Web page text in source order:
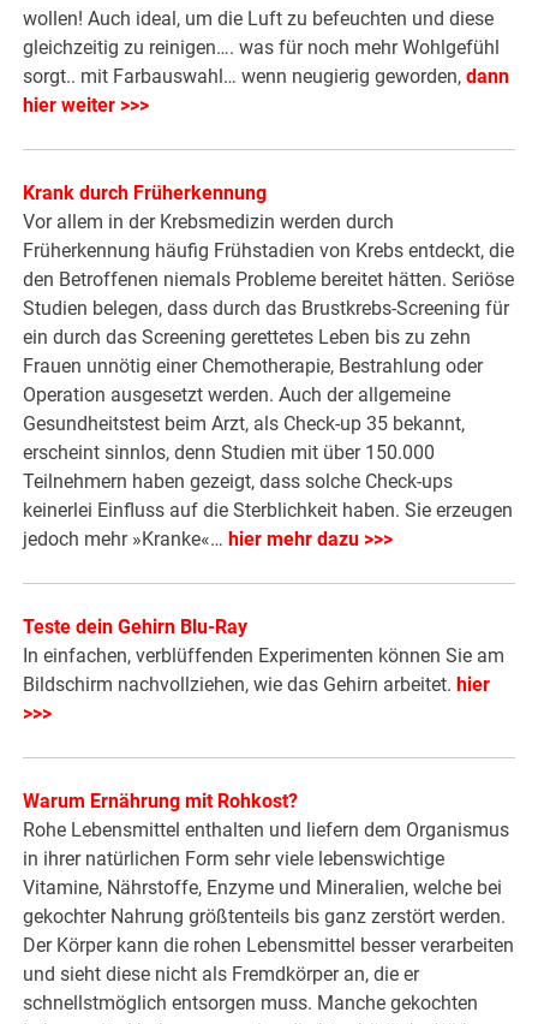
wollen! Auch ideal, um die Luft zu befeuchten und diese
gleichzeitig zu reinigen…. was für noch mehr Wohlgefühl
sorgt.. mit Farbauswahl… wenn neugierig geworden,dann
hier weiter >>>
Krank durch Früherkennung
Vor allem in der Krebsmedizin werden durch
Früherkennung häufig Frühstadien von Krebs entdeckt, die
den Betroffenen niemals Probleme bereitet hätten. Seriöse
Studien belegen, dass durch das Brustkrebs-Screening für
ein durch das Screening gerettetes Leben bis zu zehn
Frauen unnötig einer Chemotherapie, Bestrahlung oder
Operation ausgesetzt werden. Auch der allgemeine
Gesundheitstest beim Arzt, als Check-up 35 bekannt,
erscheint sinnlos, denn Studien mit über 150.000
Teilnehmern haben gezeigt, dass solche Check-ups
keinerlei Einfluss auf die Sterblichkeit haben. Sie erzeugen
jedoch mehr »Kranke«… hier mehr dazu >>>
Teste dein Gehirn Blu-Ray
In einfachen, verblüffenden Experimenten können Sie am
Bildschirm nachvollziehen, wie das Gehirn arbeitet. hier
>>>
Warum Ernährung mit Rohkost?
Rohe Lebensmittel enthalten und liefern dem Organismus
in ihrer natürlichen Form sehr viele lebenswichtige
Vitamine, Nährstoffe, Enzyme und Mineralien, welche bei
gekochter Nahrung größtenteils bis ganz zerstört werden.
Der Körper kann die rohen Lebensmittel besser verarbeiten
und sieht diese nicht als Fremdkörper an, die er
schnellstmöglich entsorgen muss. Manche gekochten